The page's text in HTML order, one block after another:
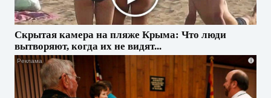
Скрытая камера на пляже Крыма: Что люди
вытворяют, когда их не видят...
i